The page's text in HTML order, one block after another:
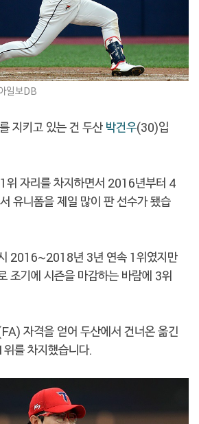
일보DB
지키고 있는 건 두산 박건우(30)입
위 자리를 차지하면서 2016년부터 4
유니폼을 제일 많이 판 선수가 됐습
2016~2018년 3년 연속 1위였지만
조기에 시즌을 마감하는 바람에 3위
자격을 얻어 두산에서 건너온 옮긴
를 차지했습니다.